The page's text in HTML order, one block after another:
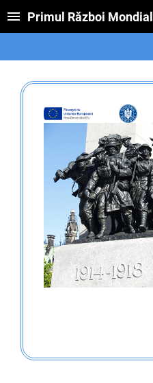
Primul Război Mondial